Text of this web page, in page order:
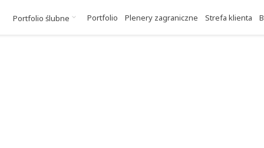
Portfolio ślubne Portfolio Plenery zagraniczne Strefa klienta